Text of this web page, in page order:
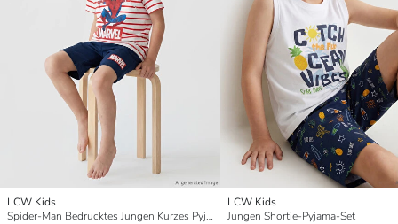
LCW Kids
Spider-Man Bedrucktes Jungen Kurzes Pyjama-Set
LCW Kids
Jungen Shortie-Pyjama-Set